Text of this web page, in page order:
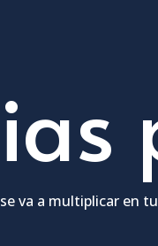
va a multiplicar en